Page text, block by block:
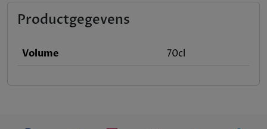
Productgegevens
Volume 70cl